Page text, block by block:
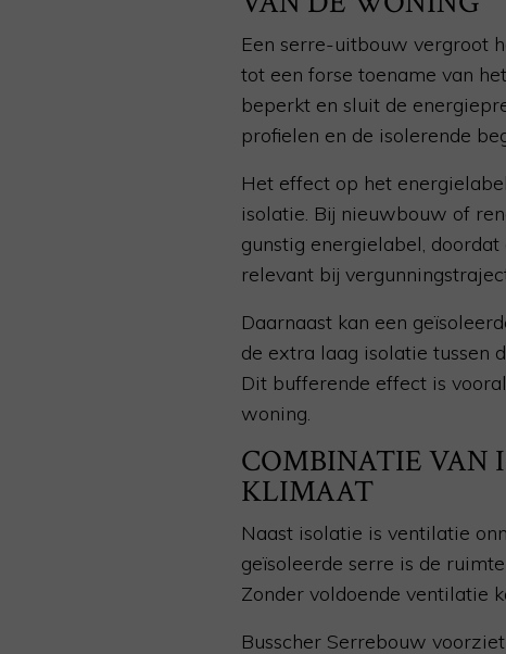
Een serre-uitbouw vergroot
tot een forse toename van
beperkt en sluit de
profielen en de isolerende
Het effect op het
isolatie. Bij nieuwbouw of
gunstig energielabel,
relevant bij
Daarnaast kan een
de extra laag isolatie tussen
Dit bufferende effect is
woning.
COMBINATIE VAN
KLIMAAT
Naast isolatie is ventilatie
geïsoleerde serre is de
Zonder voldoende ventilatie
Busscher Serrebouw